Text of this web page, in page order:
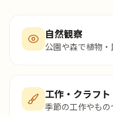
自然観察
公園や森で植物・
工作・クラフト
季節の工作やもの